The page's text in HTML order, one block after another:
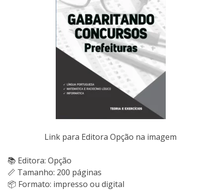
Link para Editora Opção na imagem
📚 Editora: Opção
📏 Tamanho: 200 páginas
📦 Formato: impresso ou digital